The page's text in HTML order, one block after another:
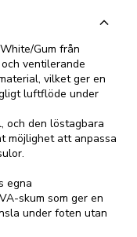
Gum från
ventilerande
vilket ger en
luftflöde under
och den löstagbara
möjlighet att anpassa
egna
skum som ger en
under foten utan